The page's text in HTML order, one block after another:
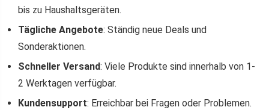
bis zu Haushaltsgeräten.
Tägliche Angebote: Ständig neue Deals und
Sonderaktionen.
Schneller Versand: Viele Produkte sind innerhalb von 1-
2 Werktagen verfügbar.
Kundensupport: Erreichbar bei Fragen oder Problemen.